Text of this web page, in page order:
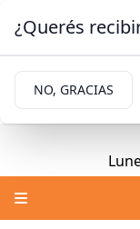
¿Querés
NO, GRACIAS